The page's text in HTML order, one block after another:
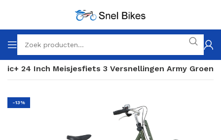
24 Inch Meisjesfiets 3 Versnellingen Army Groen
-13%